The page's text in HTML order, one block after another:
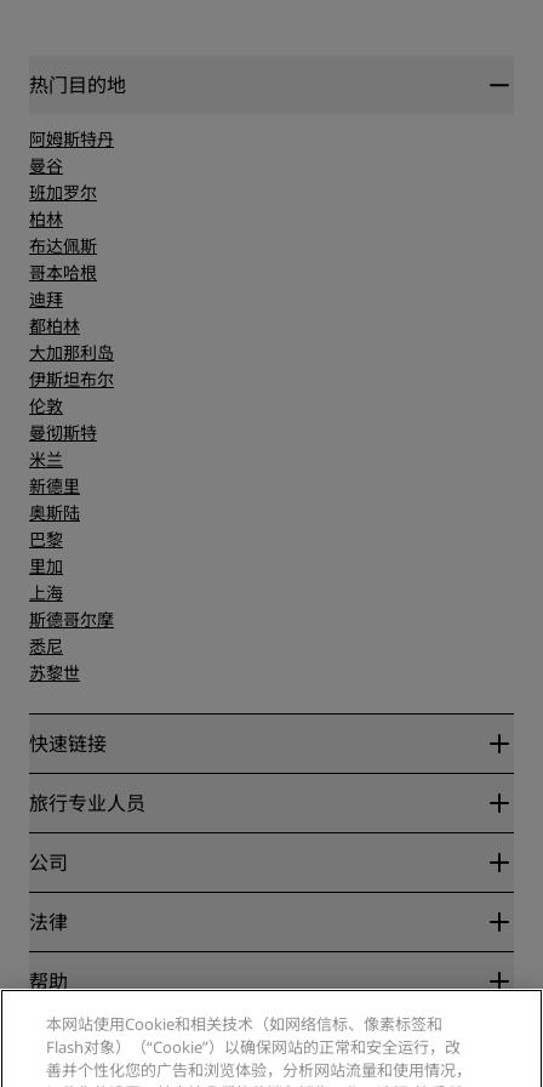
热门目的地
阿姆斯特丹
曼谷
班加罗尔
柏林
布达佩斯
哥本哈根
迪拜
都柏林
大加那利岛
伊斯坦布尔
伦敦
曼彻斯特
米兰
新德里
奥斯陆
巴黎
里加
上海
斯德哥尔摩
悉尼
苏黎世
快速链接
丽赏会
Blog
目的地
丽笙酒店集团APP
体育认证酒店
家庭友好型酒店
健康与安全
旅行专业人员
合作伙伴
公司
丽笙酒店集团
工作机会 RHG
工作机会 PPHE
工作机会 EHL
The Club by RHG
发展机会
法律
隐私中心
丽赏会条款和条件
网站使用协议
帮助
消费者警示
联系方式
社交媒体
本网站使用Cookie和相关技术（如网络信标、像素标签和
Flash对象）（“Cookie”）以确保网站的正常和安全运行，改
善并个性化您的广告和浏览体验，分析网站流量和使用情况，